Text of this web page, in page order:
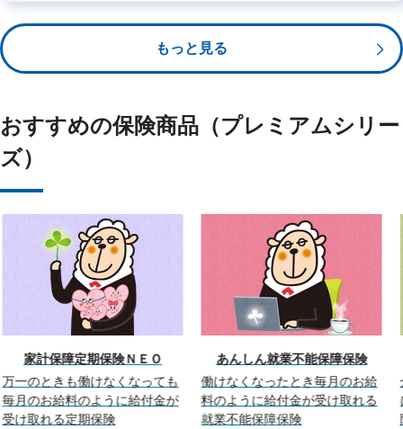
り、税制面でのメリットがあります。（介護医療保険料控除の対
もっと見る
おすすめの保険商品（プレミアムシリー
ズ）
家計保障定期保険ＮＥＯ
万一のときも働けなくなっても
毎月のお給料のように給付金が
受け取れる定期保険
あんしん就業不能保障保険
働けなくなったとき毎月のお給
料のように給付金が受け取れる
就業不能保障保険